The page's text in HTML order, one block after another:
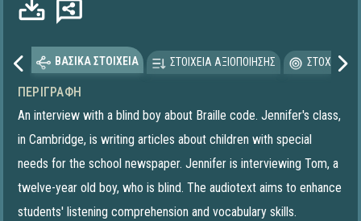
ΒΑΣΙΚΑ ΣΤΟΙΧΕΙΑ ΣΤΟΙΧΕΙΑ ΑΞΙΟΠΟΙΗΣΗΣ
ΠΕΡΙΓΡΑΦΉ
An interview with a blind boy about Braille code. Jennifer's class,
in Cambridge, is writing articles about children with special
needs for the school newspaper. Jennifer is interviewing Tom, a
twelve-year old boy, who is blind. The audiotext aims to enhance
students' listening comprehension and vocabulary skills.